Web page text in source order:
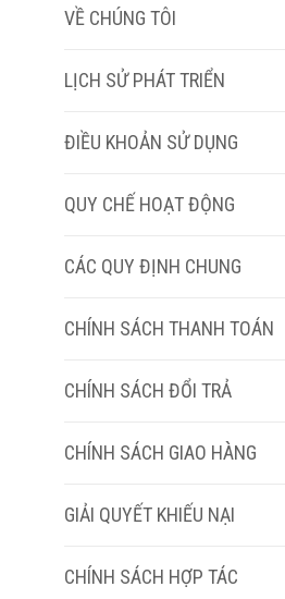
VỀ CHÚNG TÔI
LỊCH SỬ PHÁT TRIỂN
ĐIỀU KHOẢN SỬ DỤNG
QUY CHẾ HOẠT ĐỘNG
CÁC QUY ĐỊNH CHUNG
CHÍNH SÁCH THANH TOÁN
CHÍNH SÁCH ĐỔI TRẢ
CHÍNH SÁCH GIAO HÀNG
GIẢI QUYẾT KHIẾU NẠI
CHÍNH SÁCH HỢP TÁC